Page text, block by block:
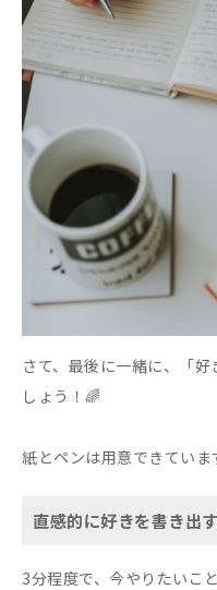
さて、最後に一緒に、「
しょう！🌈
紙とペンは用意できてい
直感的に好きを書き
3分程度で、今やりたいこ